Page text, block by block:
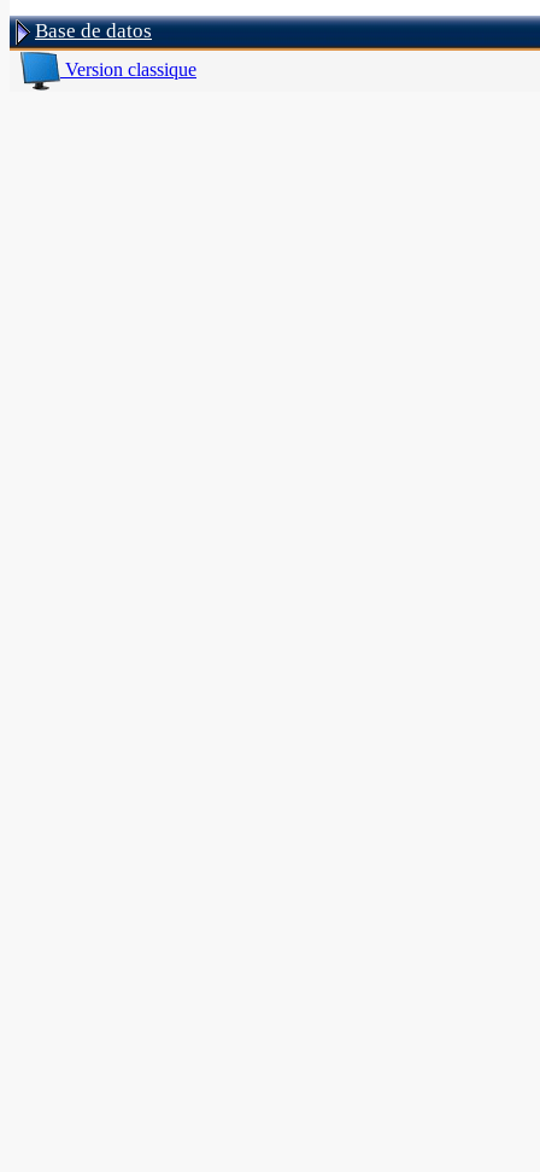
Base de datos
Version classique